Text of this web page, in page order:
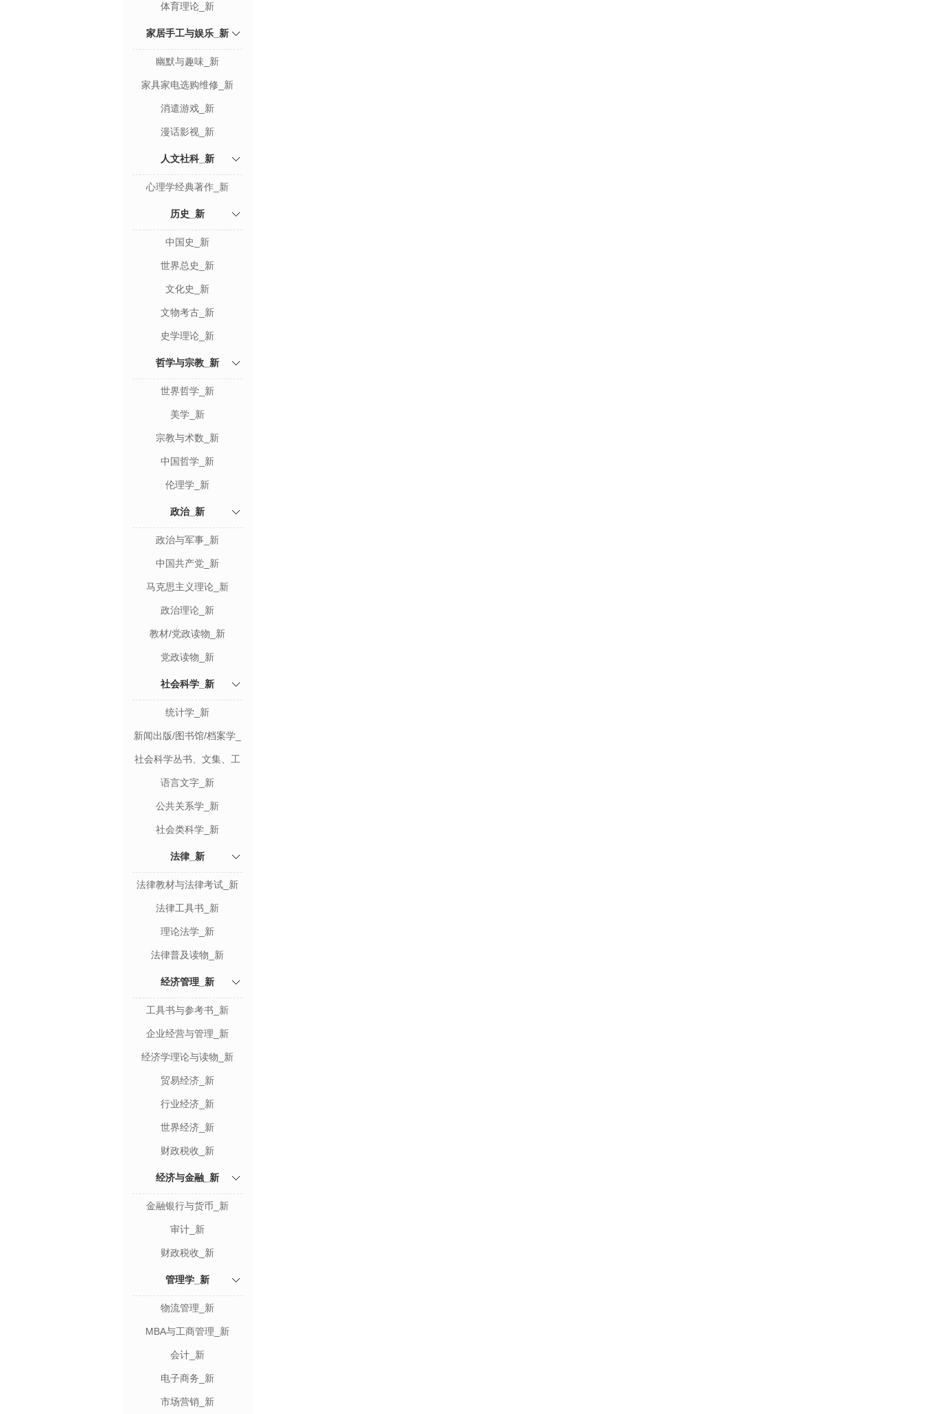
体育理论_新
家居手工与娱乐_新
幽默与趣味_新
家具家电选购维修_新
消遣游戏_新
漫话影视_新
人文社科_新
心理学经典著作_新
历史_新
中国史_新
世界总史_新
文化史_新
文物考古_新
史学理论_新
哲学与宗教_新
世界哲学_新
美学_新
宗教与术数_新
中国哲学_新
伦理学_新
政治_新
政治与军事_新
中国共产党_新
马克思主义理论_新
政治理论_新
教材/党政读物_新
党政读物_新
社会科学_新
统计学_新
新闻出版/图书馆/档案学_
新
社会科学丛书、文集、工
具书_新
语言文字_新
公共关系学_新
社会类科学_新
法律_新
法律教材与法律考试_新
法律工具书_新
理论法学_新
法律普及读物_新
经济管理_新
工具书与参考书_新
企业经营与管理_新
经济学理论与读物_新
贸易经济_新
行业经济_新
世界经济_新
财政税收_新
经济与金融_新
金融银行与货币_新
审计_新
财政税收_新
管理学_新
物流管理_新
MBA与工商管理_新
会计_新
电子商务_新
市场营销_新